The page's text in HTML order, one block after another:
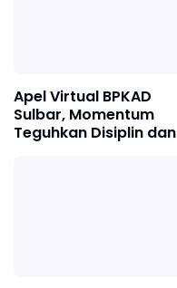
Apel Virtual BPKAD
Sulbar, Momentum
Teguhkan Disiplin dan